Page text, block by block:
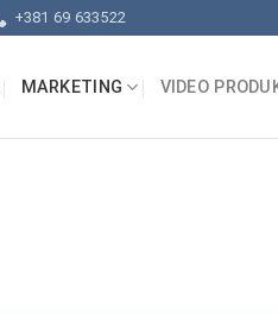
+381 69 633522
MARKETING VIDEO